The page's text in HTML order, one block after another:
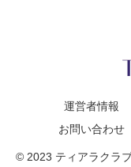
運営者情報
お問い合わせ
© 2023 ティアラクラ